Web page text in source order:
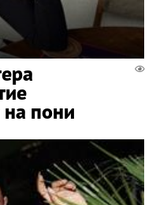
на пони